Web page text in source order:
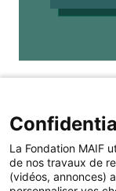
Fondation MAIF
275 rue du
Téléphone :
Mentions légales
La Fondation MAIF
de nos travaux de
(vidéos, annonces)